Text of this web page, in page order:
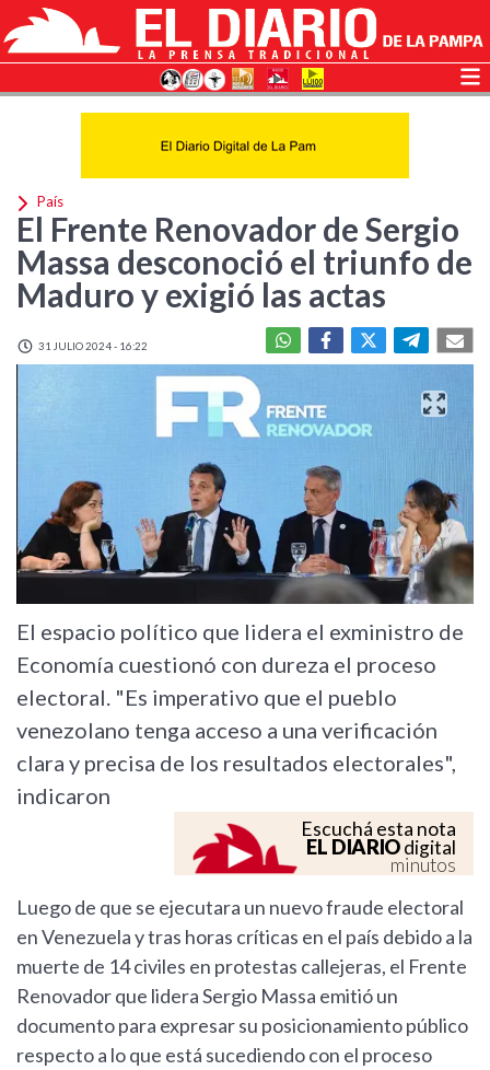
País
El Frente Renovador de Sergio
Massa desconoció el triunfo de
Maduro y exigió las actas
31 JULIO 2024 - 16:22
El espacio político que lidera el exministro de
Economía cuestionó con dureza el proceso
electoral. "Es imperativo que el pueblo
venezolano tenga acceso a una verificación
clara y precisa de los resultados electorales",
indicaron
Escuchá esta nota
EL DIARIOdigital
minutos
Luego de que se ejecutara un nuevo fraude electoral
en Venezuela y tras horas críticas en el país debido a la
muerte de 14 civiles en protestas callejeras, el Frente
Renovador que lidera Sergio Massa emitió un
documento para expresar su posicionamiento público
respecto a lo que está sucediendo con el proceso